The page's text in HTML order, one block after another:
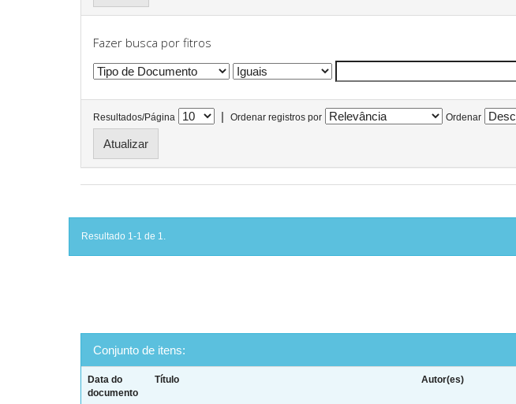
Fazer busca por fitros
Resultados/Página | Ordenar registros por Ordenar
Resultado 1-1 de 1.
Conjunto de itens:
Data do
documento
Título Autor(es)